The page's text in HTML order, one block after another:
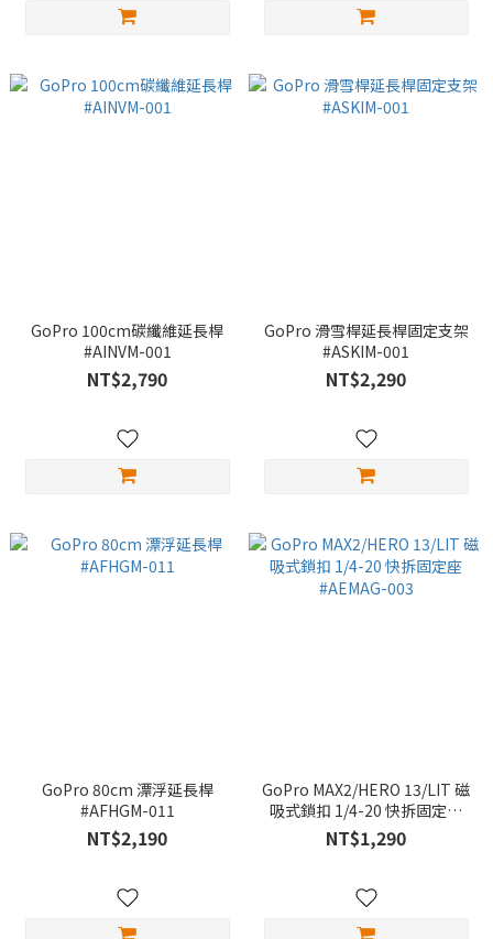
GoPro 100cm碳纖維延長桿
#AINVM-001
NT$2,790
GoPro 滑雪桿延長桿固定支架
#ASKIM-001
NT$2,290
GoPro 80cm 漂浮延長桿
#AFHGM-011
NT$2,190
GoPro MAX2/HERO 13/LIT 磁
吸式鎖扣 1/4-20 快拆固定座
#AEMAG-003
NT$1,290